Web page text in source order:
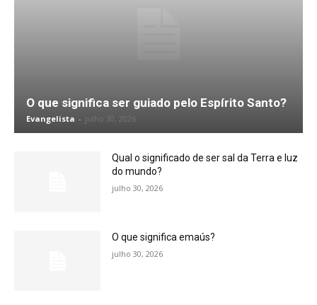
O que significa ser guiado pelo Espírito Santo?
Evangelista - julho 30, 2026
Qual o significado de ser sal da Terra e luz
do mundo?
julho 30, 2026
O que significa emaús?
julho 30, 2026